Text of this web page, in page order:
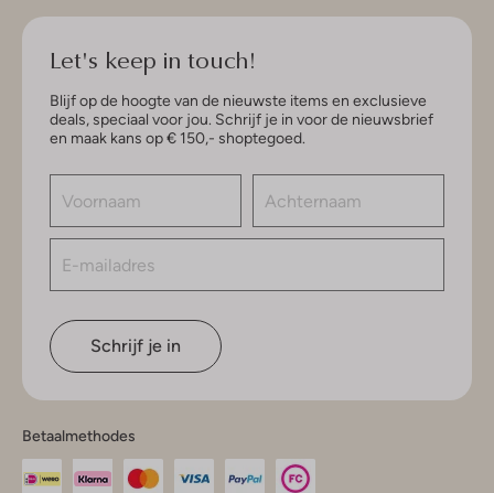
Let's keep in touch!
Blijf op de hoogte van de nieuwste items en exclusieve
deals, speciaal voor jou. Schrijf je in voor de nieuwsbrief
en maak kans op € 150,- shoptegoed.
Schrijf je in
Betaalmethodes